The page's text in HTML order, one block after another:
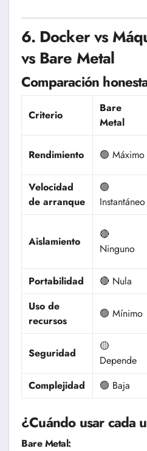
6. Docker vs
vs Bare Metal
Comparación
Criterio
Bare
Metal
Rendimiento 🟢 Máximo
Velocidad
de arranque
🟢
Instantáneo
Aislamiento
🔴
Ninguno
Portabilidad
🔴 Nula
Uso de
recursos
🟢 Mínimo
Seguridad
🟡
Depende
Complejidad
🟢 Baja
¿Cuándo usar cada
Bare Metal: